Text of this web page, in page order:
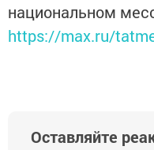
национальном
https://max.ru/
Оставляйте